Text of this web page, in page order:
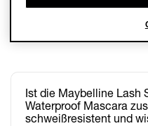
Ist die Maybelline Lash
Waterproof Mascara
schweißresistent und